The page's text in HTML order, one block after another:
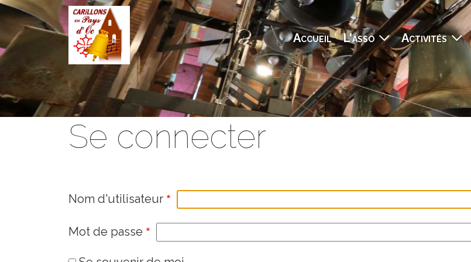
Aller au contenu principal Navigation principale
Accueil L'asso Activités
Se connecter
Nom d'utilisateur
Mot de passe